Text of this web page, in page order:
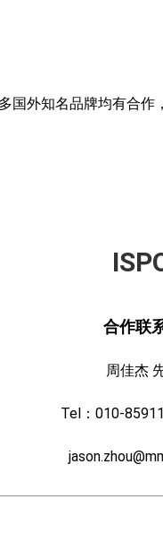
国外知名品牌均有合
合作联
周佳杰
Tel：010-